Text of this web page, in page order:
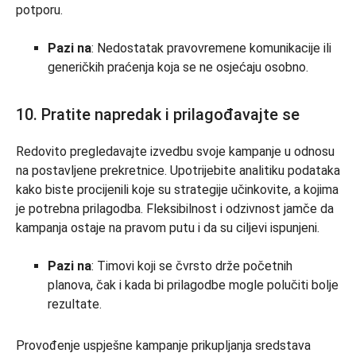
potporu.
Pazi na: Nedostatak pravovremene komunikacije ili
generičkih praćenja koja se ne osjećaju osobno.
10. Pratite napredak i prilagođavajte se
Redovito pregledavajte izvedbu svoje kampanje u odnosu
na postavljene prekretnice. Upotrijebite analitiku podataka
kako biste procijenili koje su strategije učinkovite, a kojima
je potrebna prilagodba. Fleksibilnost i odzivnost jamče da
kampanja ostaje na pravom putu i da su ciljevi ispunjeni.
Pazi na: Timovi koji se čvrsto drže početnih
planova, čak i kada bi prilagodbe mogle polučiti bolje
rezultate.
Provođenje uspješne kampanje prikupljanja sredstava